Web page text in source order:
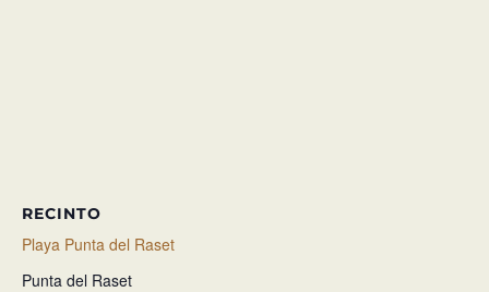
RECINTO
Playa Punta del Raset
Punta del Raset